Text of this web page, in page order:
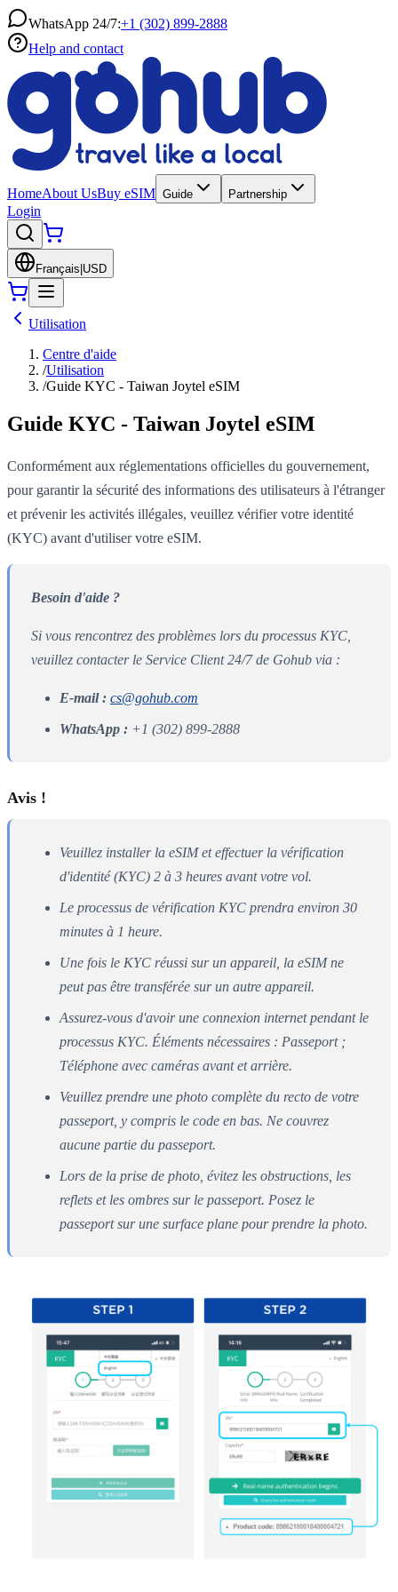
WhatsApp 24/7:+1 (302) 899-2888
Help and contact
HomeAbout UsBuy eSIM Guide Partnership
Login
Français USD
Utilisation
Centre d'aide
/Utilisation
/Guide KYC - Taiwan Joytel eSIM
Guide KYC - Taiwan Joytel eSIM
Conformément aux réglementations officielles du gouvernement,
pour garantir la sécurité des informations des utilisateurs à l'étranger
et prévenir les activités illégales, veuillez vérifier votre identité
(KYC) avant d'utiliser votre eSIM.
Besoin d'aide ?
Si vous rencontrez des problèmes lors du processus KYC,
veuillez contacter le Service Client 24/7 de Gohub via :
E-mail : cs@gohub.com
WhatsApp : +1 (302) 899-2888
Avis !
Veuillez installer la eSIM et effectuer la vérification
d'identité (KYC) 2 à 3 heures avant votre vol.
Le processus de vérification KYC prendra environ 30
minutes à 1 heure.
Une fois le KYC réussi sur un appareil, la eSIM ne
peut pas être transférée sur un autre appareil.
Assurez-vous d'avoir une connexion internet pendant le
processus KYC. Éléments nécessaires : Passeport ;
Téléphone avec caméras avant et arrière.
Veuillez prendre une photo complète du recto de votre
passeport, y compris le code en bas. Ne couvrez
aucune partie du passeport.
Lors de la prise de photo, évitez les obstructions, les
reflets et les ombres sur le passeport. Posez le
passeport sur une surface plane pour prendre la photo.